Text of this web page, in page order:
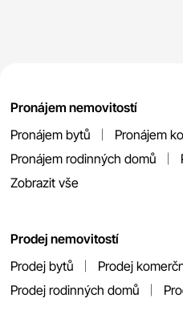
Pronájem nemovitostí
Pronájem bytů
Pronájem
Pronájem rodinných domů
Zobrazit vše
Prodej nemovitostí
Prodej bytů
Prodej
Prodej rodinných domů